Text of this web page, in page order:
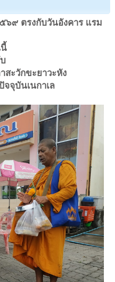
๙ ตรงกับวันอังคาร แรม
สะวักขะยาวะหัง
จุบันเนกาเล